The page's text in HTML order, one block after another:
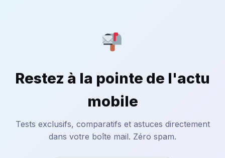
Restez à la pointe de l'actu
mobile
Tests exclusifs, comparatifs et astuces directement
dans votre boîte mail. Zéro spam.